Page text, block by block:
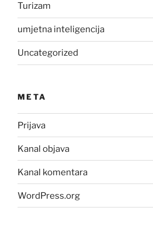
Turizam
umjetna inteligencija
Uncategorized
META
Prijava
Kanal objava
Kanal komentara
WordPress.org